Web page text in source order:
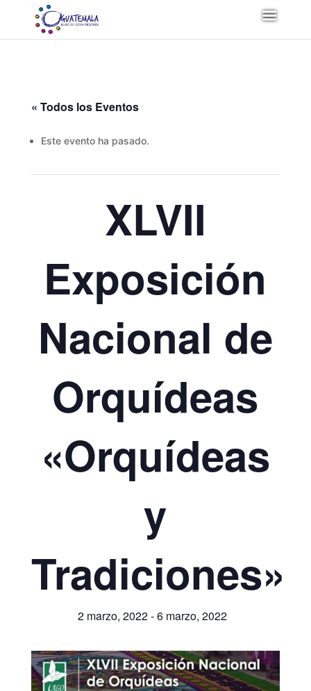
« Todos los Eventos
Este evento ha pasado.
XLVII
Exposición
Nacional de
Orquídeas
«Orquídeas
y
Tradiciones»
2 marzo, 2022-6 marzo, 2022